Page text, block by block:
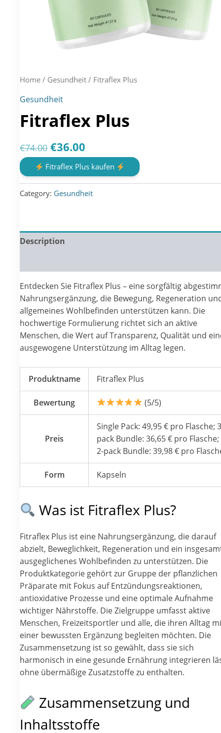
Home / Gesundheit / Fitraflex Plus
Gesundheit
Fitraflex Plus
€74.00 Original
price
was:
€74.00.
€36.00
price
is:
€36.00.
Fitraflex Plus kaufen
Category: Gesundheit
Description
Entdecken Sie Fitraflex Plus – eine sorgfältig
Nahrungsergänzung, die Bewegung, Regeneration
allgemeines Wohlbefinden unterstützen kann. Die
hochwertige Formulierung richtet sich an aktive
Menschen, die Wert auf Transparenz, Qualität und
ausgewogene Unterstützung im Alltag legen.
Produktname Fitraflex Plus
Bewertung (5/5)
Preis
Single Pack: 49,95 € pro Flasche;
pack Bundle: 36,65 € pro Flasche;
2-pack Bundle: 39,98 € pro
Form Kapseln
Was ist Fitraflex Plus?
Fitraflex Plus ist eine Nahrungsergänzung, die darauf
abzielt, Beweglichkeit, Regeneration und ein
ausgeglichenes Wohlbefinden zu unterstützen. Die
Produktkategorie gehört zur Gruppe der pflanzlichen
Präparate mit Fokus auf Entzündungsreaktionen,
antioxidative Prozesse und eine optimale Aufnahme
wichtiger Nährstoffe. Die Zielgruppe umfasst aktive
Menschen, Freizeitsportler und alle, die ihren Alltag
einer bewussten Ergänzung begleiten möchten. Die
Zusammensetzung ist so gewählt, dass sie sich
harmonisch in eine gesunde Ernährung integrieren
ohne übermäßige Zusatzstoffe zu enthalten.
Zusammensetzung und
Inhaltsstoffe